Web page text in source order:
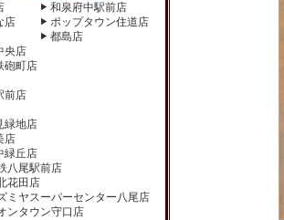
店
和泉府中駅前店
ポップタウン住道店
都島店
央店
砲町店
前店
緑地店
店
緑丘店
八尾駅前店
花田店
ミヤスーパーセンター八尾店
ンタウン守口店